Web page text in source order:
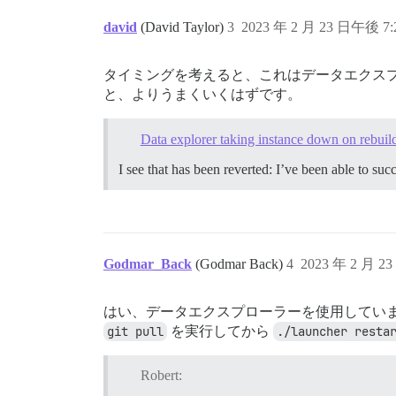
david (David Taylor) 2023 年 2 月 23 日午後
3
タイミングを考えると、これはデータエク
と、よりうまくいくはずです。
Data explorer taking instance down on
I see that has been reverted: I’ve been able to
Godmar_Back (Godmar Back) 2023 年 2 月
4
はい、データエクスプローラーを使用してい
git pull を実行してから ./launcher
Robert: